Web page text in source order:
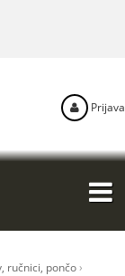
ručnici, pončo›
Prijava